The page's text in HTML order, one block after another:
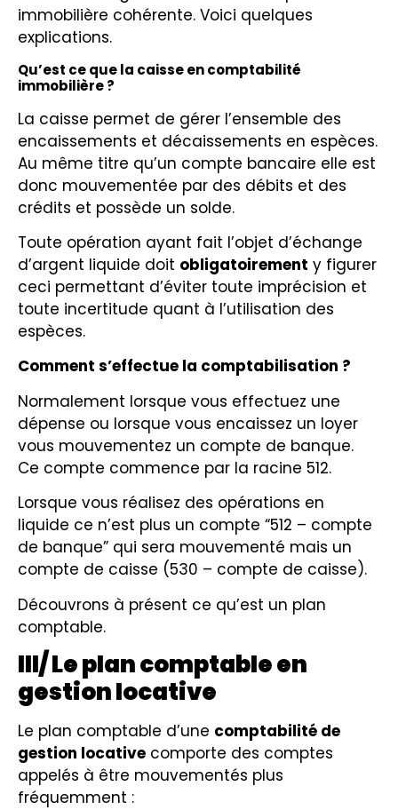
immobilière cohérente. Voici quelques
explications.
Qu’est ce que la caisse en comptabilité
immobilière ?
La caisse permet de gérer l’ensemble des
encaissements et décaissements en espèces.
Au même titre qu’un compte bancaire elle est
donc mouvementée par des débits et des
crédits et possède un solde.
Toute opération ayant fait l’objet d’échange
d’argent liquide doit obligatoirement y figurer
ceci permettant d’éviter toute imprécision et
toute incertitude quant à l’utilisation des
espèces.
Comment s’effectue la comptabilisation ?
Normalement lorsque vous effectuez une
dépense ou lorsque vous encaissez un loyer
vous mouvementez un compte de banque.
Ce compte commence par la racine 512.
Lorsque vous réalisez des opérations en
liquide ce n’est plus un compte “512 – compte
de banque” qui sera mouvementé mais un
compte de caisse (530 – compte de caisse).
Découvrons à présent ce qu’est un plan
comptable.
III/ Le plan comptable en
gestion locative
Le plan comptable d’une comptabilité de
gestion locative comporte des comptes
appelés à être mouvementés plus
fréquemment :